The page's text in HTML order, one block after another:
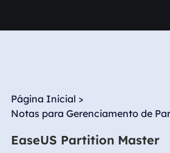
Página Inicial >
Notas para Gerenciamento de
EaseUS Partition Master